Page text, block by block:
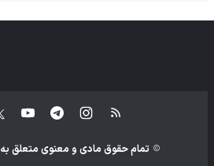
تمام حقوق مادی و معنوی متعلق به